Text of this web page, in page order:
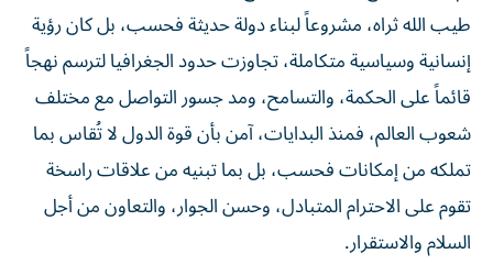
طيب الله ثراه، مشروعاً لبناء دولة حديثة فحسب، بل كان رؤية
إنسانية وسياسية متكاملة، تجاوزت حدود الجغرافيا لترسم نهجاً
قائماً على الحكمة، والتسامح، ومد جسور التواصل مع مختلف
شعوب العالم، فمنذ البدايات، آمن بأن قوة الدول لا تُقاس بما
تملكه من إمكانات فحسب، بل بما تبنيه من علاقات راسخة
تقوم على الاحترام المتبادل، وحسن الجوار، والتعاون من أجل
السلام والاستقرار.